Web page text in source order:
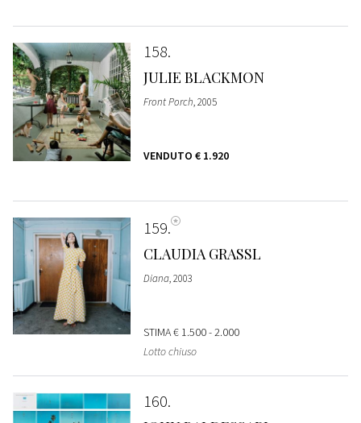
158
JULIE BLACKMON
Front Porch, 2005
VENDUTO € 1.920
159
CLAUDIA GRASSL
Diana, 2003
STIMA€ 1.500 - 2.000
Lotto chiuso
160